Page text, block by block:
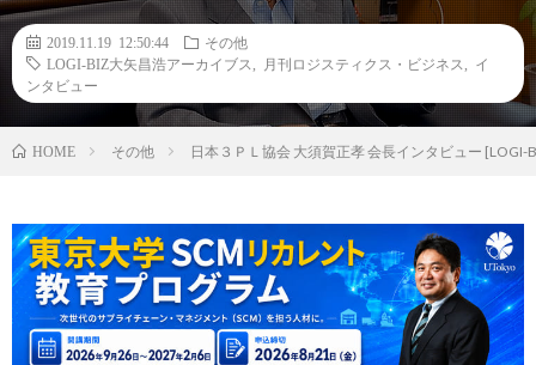
2019.11.19 12:50:44
その他
LOGI-BIZ大矢昌浩アーカイブス
月刊ロジスティクス・ビジネス
イ
ンタビュー
HOME その他 日本３ＰＬ協会 大須賀正孝 会長インタビュー [LOGI-